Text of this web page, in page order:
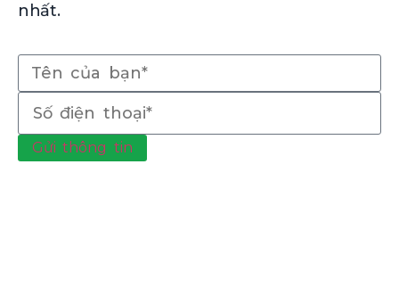
nhất.
Gửi thông tin